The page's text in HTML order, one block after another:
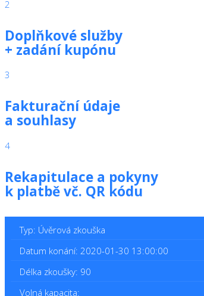
2
Doplňkové služby
+ zadání kupónu
3
Fakturační údaje
a souhlasy
4
Rekapitulace a pokyny
k platbě vč. QR kódu
Typ: Úvěrová zkouška
Datum konání: 2020-01-30 13:00:00
Délka zkoušky: 90
Volná kapacita: